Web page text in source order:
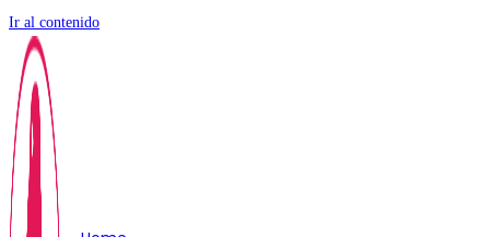
Ir al contenido